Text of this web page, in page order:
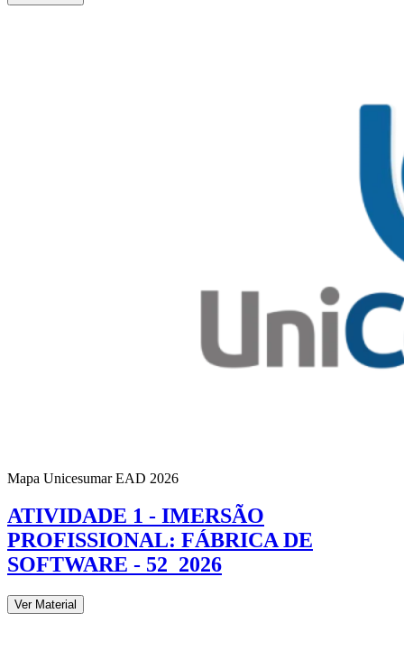
Mapa Unicesumar EAD 2026
ATIVIDADE 1 - IMERSÃO
PROFISSIONAL: FÁBRICA DE
SOFTWARE - 52_2026
Ver Material